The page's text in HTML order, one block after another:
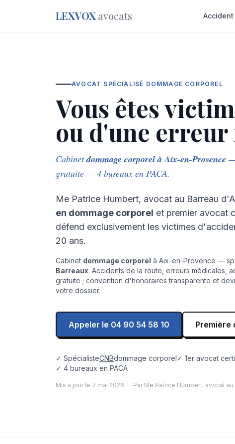
LEXVOX avocats
AVOCAT SPÉCIALISÉ DOMMAGE CORPOREL
Vous êtes
ou d'une erreur
Cabinetdommage corporel à Aix-en-Provence
gratuite — 4 bureaux en PACA.
Me Patrice Humbert, avocat au Barreau
en dommage corporel et premier avocat
défend exclusivement les victimes
20 ans.
Cabinet dommage corporel à Aix-en-Provence —
Barreaux. Accidents de la route, erreurs médicales,
gratuite ; convention d'honoraires transparente et
votre dossier.
Appeler le 04 90 54 58 10 Première
✓ SpécialisteCNBdommage corporel✓ 1er avocat
✓ 4 bureaux en PACA
Mis à jour le 7 mai 2026 — Par Me Patrice Humbert, avocat